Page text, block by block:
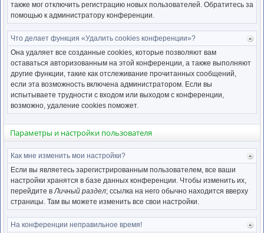
также мог отключить регистрацию новых пользователей. Обратитесь за
помощью к администратору конференции.
Что делает функция «Удалить cookies конференции»?
Она удаляет все созданные cookies, которые позволяют вам
оставаться авторизованным на этой конференции, а также выполняют
другие функции, такие как отслеживание прочитанных сообщений,
если эта возможность включена администратором. Если вы
испытываете трудности с входом или выходом с конференции,
возможно, удаление cookies поможет.
Параметры и настройки пользователя
Как мне изменить мои настройки?
Если вы являетесь зарегистрированным пользователем, все ваши
настройки хранятся в базе данных конференции. Чтобы изменить их,
перейдите вЛичный раздел; ссылка на него обычно находится вверху
страницы. Там вы можете изменить все свои настройки.
На конференции неправильное время!